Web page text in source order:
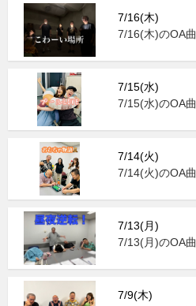
7/16(木)
7/16(木)のOA曲
7/15(水)
7/15(水)のOA曲
7/14(火)
7/14(火)のOA曲
7/13(月)
7/13(月)のOA曲
7/9(木)